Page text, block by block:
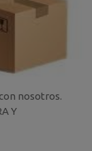
nosotros.
Y